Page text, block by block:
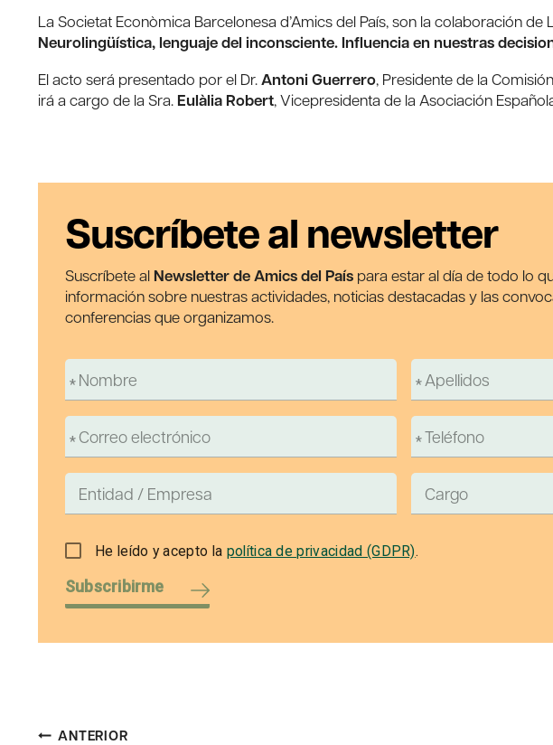
La Societat Econòmica Barcelonesa d’Amics del País, son la colaboración de
Neurolingüística, lenguaje del inconsciente. Influencia en nuestras
El acto será presentado por el Dr.Antoni Guerrero, Presidente de la
irá a cargo de la Sra. Eulàlia Robert, Vicepresidenta de la Asociación
Suscríbete al newsletter
Suscríbete al Newsletter de Amics del País para estar al día de todo lo
información sobre nuestras actividades, noticias destacadas y las
conferencias que organizamos.
He leído y acepto la política de privacidad (GDPR).
Subscribirme
ANTERIOR